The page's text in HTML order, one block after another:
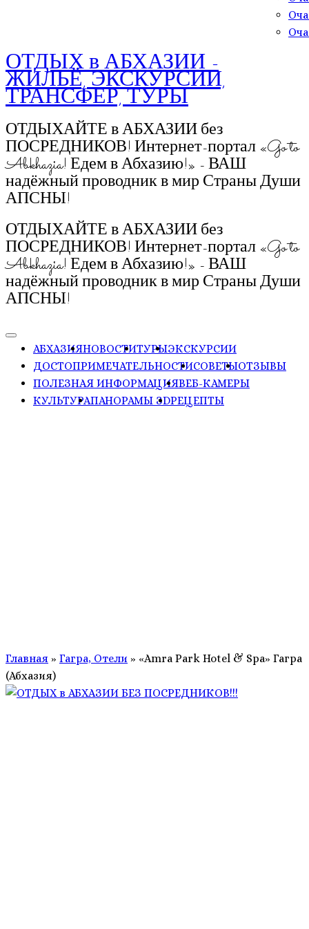
ОТДЫХ в АБХАЗИИ -
ЖИЛЬЁ, ЭКСКУРСИИ,
ТРАНСФЕР, ТУРЫ
ОТДЫХАЙТЕ в АБХАЗИИ без
ПОСРЕДНИКОВ! Интернет-портал «Go to
Abkhazia! Едем в Абхазию!» - ВАШ
надёжный проводник в мир Страны Души
АПСНЫ!
ОТДЫХАЙТЕ в АБХАЗИИ без
ПОСРЕДНИКОВ! Интернет-портал «Go to
Abkhazia! Едем в Абхазию!» - ВАШ
надёжный проводник в мир Страны Души
АПСНЫ!
АБХАЗИЯНОВОСТИТУРЫЭКСКУРСИИ
ДОСТОПРИМЕЧАТЕЛЬНОСТИСОВЕТЫОТЗЫВЫ
ПОЛЕЗНАЯ ИНФОРМАЦИЯВЕБ-КАМЕРЫ
КУЛЬТУРАПАНОРАМЫ ЗDРЕЦЕПТЫ
Главная » Гагра, Отели » «Amra Park Hotel & Spa» Гагра
(Абхазия)